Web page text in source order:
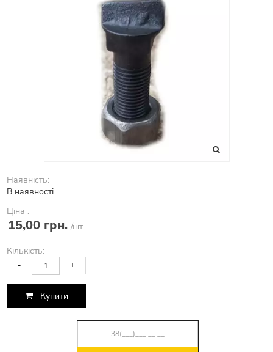
Наявність:
В наявності
Ціна :
15,00 грн. /шт
Кількість:
- +
Купити